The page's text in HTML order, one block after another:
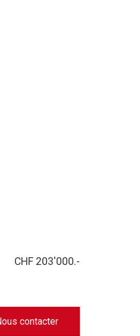
CHF 203'000.-
contacter